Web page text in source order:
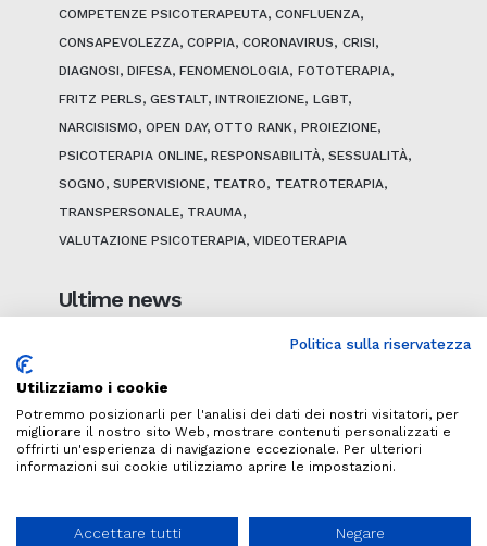
COMPETENZE PSICOTERAPEUTA CONFLUENZA
CONSAPEVOLEZZA COPPIA CORONAVIRUS
CRISI
DIAGNOSI DIFESA FENOMENOLOGIA FOTOTERAPIA
FRITZ PERLS GESTALT INTROIEZIONE LGBT
NARCISISMO OPEN DAY OTTO RANK
PROIEZIONE
PSICOTERAPIA ONLINE RESPONSABILITÀ SESSUALITÀ
SOGNO SUPERVISIONE TEATRO
TEATROTERAPIA
TRANSPERSONALE TRAUMA
VALUTAZIONE PSICOTERAPIA VIDEOTERAPIA
Ultime news
Espressiva
Politica sulla riservatezza
Utilizziamo i cookie
Potremmo posizionarli per l'analisi dei dati dei nostri visitatori, per
migliorare il nostro sito Web, mostrare contenuti personalizzati e
offrirti un'esperienza di navigazione eccezionale. Per ulteriori
informazioni sui cookie utilizziamo aprire le impostazioni.
Accettare tutti Negare